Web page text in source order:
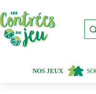
au
contenu
NOS JEUX